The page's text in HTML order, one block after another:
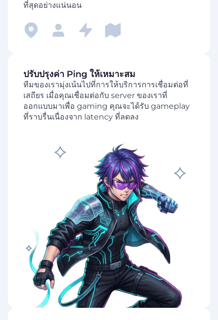
ที่สุดอย่างแน่นอน
ปรับปรุงค่า Ping ให้เหมาะสม
ทีมของเรามุ่งเน้นไปที่การให้บริการการเชื่อมต่อที่
เสถียร เมื่อคุณเชื่อมต่อกับ server ของเราที่
ออกแบบมาเพื่อ gaming คุณจะได้รับ gameplay
ที่ราบรื่นเนื่องจาก latency ที่ลดลง